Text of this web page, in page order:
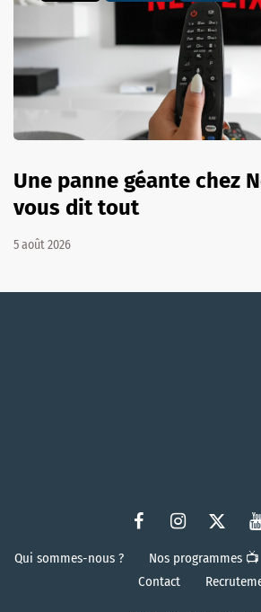
Une panne géante chez
vous dit tout
5 août 2026
Qui sommes-nous ? Nos programmes 📺
Contact